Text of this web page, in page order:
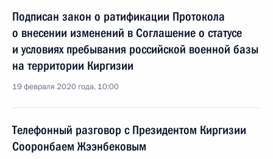
Подписан закон о ратификации Протокола
о внесении изменений в Соглашение о статусе
и условиях пребывания российской военной базы
на территории Киргизии
19 февраля 2020 года, 10:00
Телефонный разговор с Президентом Киргизии
Сооронбаем Жээнбековым